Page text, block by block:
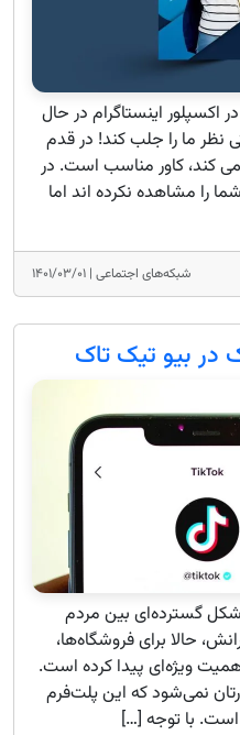
اینستاگرام در حال
ما را جلب کند! در قدم
کند، کاور مناسب است. در
را مشاهده نکرده اند اما
شبکه‌های اجتماعی | ۱۴۰۱/۰۳/۰۱
در بیو تیک تاک
گسترده‌ای بین مردم
حالا برای فروشگاه‌ها،
ویژه‌ای پیدا کرده است.
نمی‌شود که این پلت‌فرم